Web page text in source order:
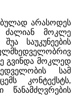
არასოდეს
ძალიან მოკლე
საუკუნეების
გვინდა მოკლედ
სამ
კონტექსტს,